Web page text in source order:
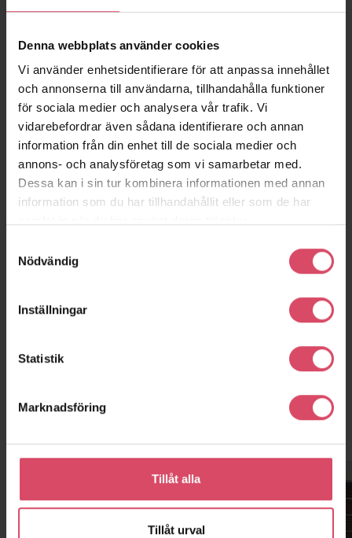
Denna webbplats använder cookies
Vi använder enhetsidentifierare för att anpassa innehållet
och annonserna till användarna, tillhandahålla funktioner
för sociala medier och analysera vår trafik. Vi
vidarebefordrar även sådana identifierare och annan
information från din enhet till de sociala medier och
annons- och analysföretag som vi samarbetar med.
Dessa kan i sin tur kombinera informationen med annan
information som du har tillhandahållit eller som de har
Nödvändig
Inställningar
Statistik
Marknadsföring
Tillåt alla
Tillåt urval
Kungsbacka Göteborg
Kannikegården